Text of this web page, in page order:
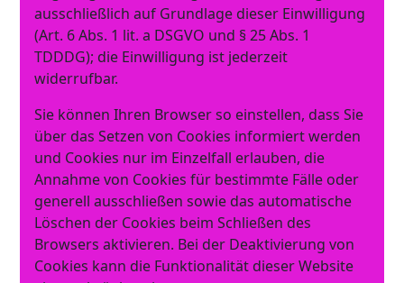
ausschließlich auf Grundlage dieser Einwilligung
(Art. 6 Abs. 1 lit. a DSGVO und § 25 Abs. 1
TDDDG); die Einwilligung ist jederzeit
widerrufbar.
Sie können Ihren Browser so einstellen, dass Sie
über das Setzen von Cookies informiert werden
und Cookies nur im Einzelfall erlauben, die
Annahme von Cookies für bestimmte Fälle oder
generell ausschließen sowie das automatische
Löschen der Cookies beim Schließen des
Browsers aktivieren. Bei der Deaktivierung von
Cookies kann die Funktionalität dieser Website